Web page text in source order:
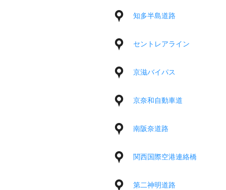
知多半島道路
セントレアライン
京滋バイパス
京奈和自動車道
南阪奈道路
関西国際空港連絡橋
第二神明道路